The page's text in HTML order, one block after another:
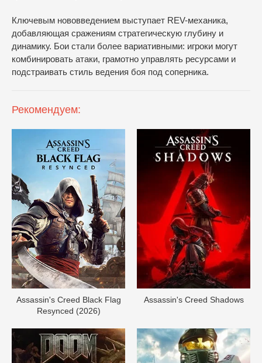
Ключевым нововведением выступает REV-механика,
добавляющая сражениям стратегическую глубину и
динамику. Бои стали более вариативными: игроки могут
комбинировать атаки, грамотно управлять ресурсами и
подстраивать стиль ведения боя под соперника.
Рекомендуем:
Assassin's Creed Black Flag
Resynced (2026)
Assassin's Creed Shadows